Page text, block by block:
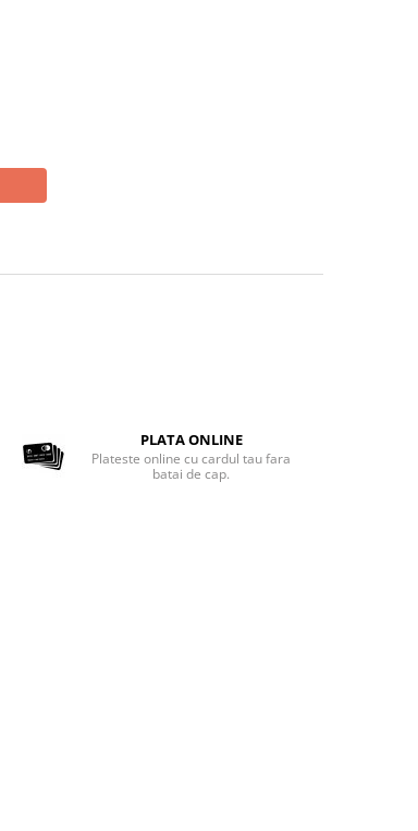
PLATA ONLINE
Plateste online cu cardul tau fara
batai de cap.